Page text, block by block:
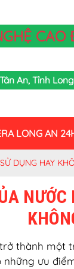
CAO
An, Tỉnh
LONG AN
DỤNG HAY
NƯỚC
thành một
ưu